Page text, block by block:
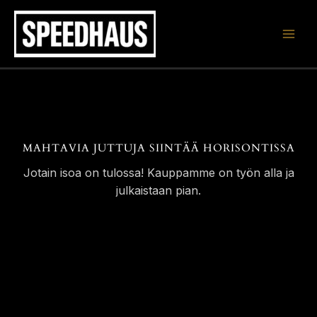
Siirry
sisältöön
MAHTAVIA JUTTUJA SIINTÄÄ HORISONTISSA
Jotain isoa on tulossa! Kauppamme on työn alla ja
julkaistaan pian.